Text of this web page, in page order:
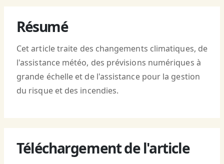
Résumé
Cet article traite des changements climatiques, de
l'assistance météo, des prévisions numériques à
grande échelle et de l'assistance pour la gestion
du risque et des incendies.
Téléchargement de l'article